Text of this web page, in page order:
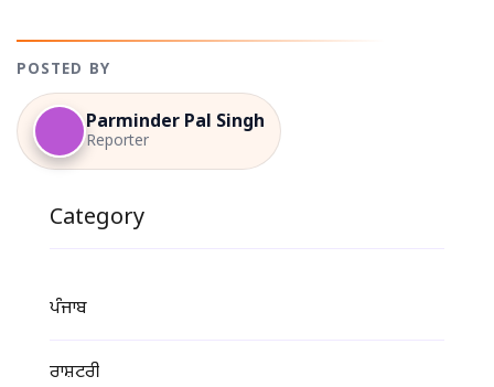
POSTED BY
Parminder Pal Singh
Reporter
Category
ਪੰਜਾਬ
ਰਾਸ਼ਟਰੀ